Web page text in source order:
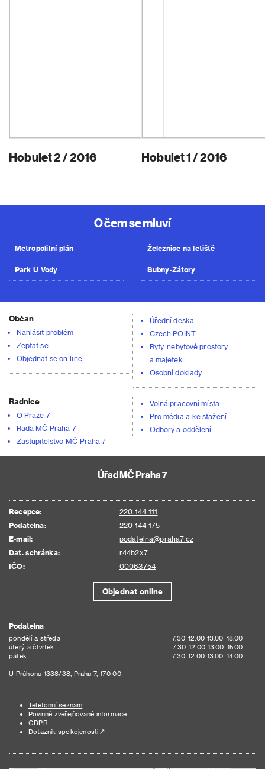
Hobulet 2 / 2016 Hobulet 1 / 2016
O čem se mluví
Metropolitní plán
Park U Vody
Železnice na letiště
Bubny-Zátory
Občan
Nahlásit problém
Zeptat se
Objednat se on-line
Úřední deska
Czech POINT
Byty, nebytové prostory
a majetek
Osobní doklady
Radnice
O Praze 7
Rada MČ Praha 7
Zastupitelstvo MČ Praha 7
Volná pracovní místa
Pro média a ke stažení
Odbory a oddělení
Úřad MČ Praha 7
Recepce:
220 144 111
Podatelna:
220 144 175
E-mail:
podatelna@praha7.cz
Dat. schránka:
r44b2x7
IČO:
00063754
Objednat online
Podatelna
pondělí a středa
7.30–12.00 13.00–18.00
úterý a čtvrtek
7.30–12.00 13.00–15.00
pátek
7.30–12.00 13.00–14.00
U Průhonu 1338/38, Praha 7, 170 00
Telefonní seznam
Povinně zveřejňované informace
GDPR
Dotazník spokojenosti